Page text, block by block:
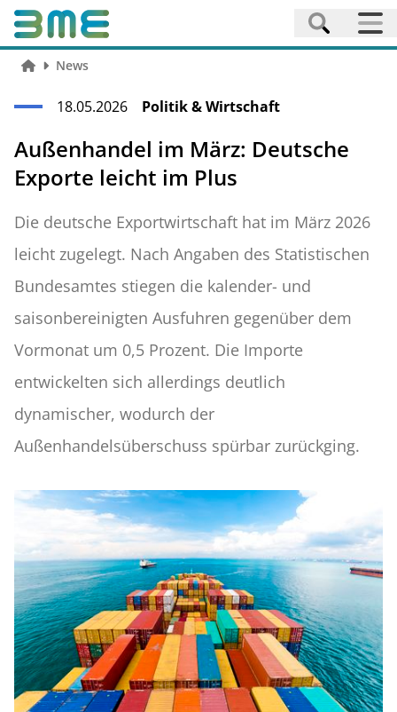
News
18.05.2026 Politik & Wirtschaft
Außenhandel im März: Deutsche
Exporte leicht im Plus
Die deutsche Exportwirtschaft hat im März 2026
leicht zugelegt. Nach Angaben des Statistischen
Bundesamtes stiegen die kalender- und
saisonbereinigten Ausfuhren gegenüber dem
Vormonat um 0,5 Prozent. Die Importe
entwickelten sich allerdings deutlich
dynamischer, wodurch der
Außenhandelsüberschuss spürbar zurückging.